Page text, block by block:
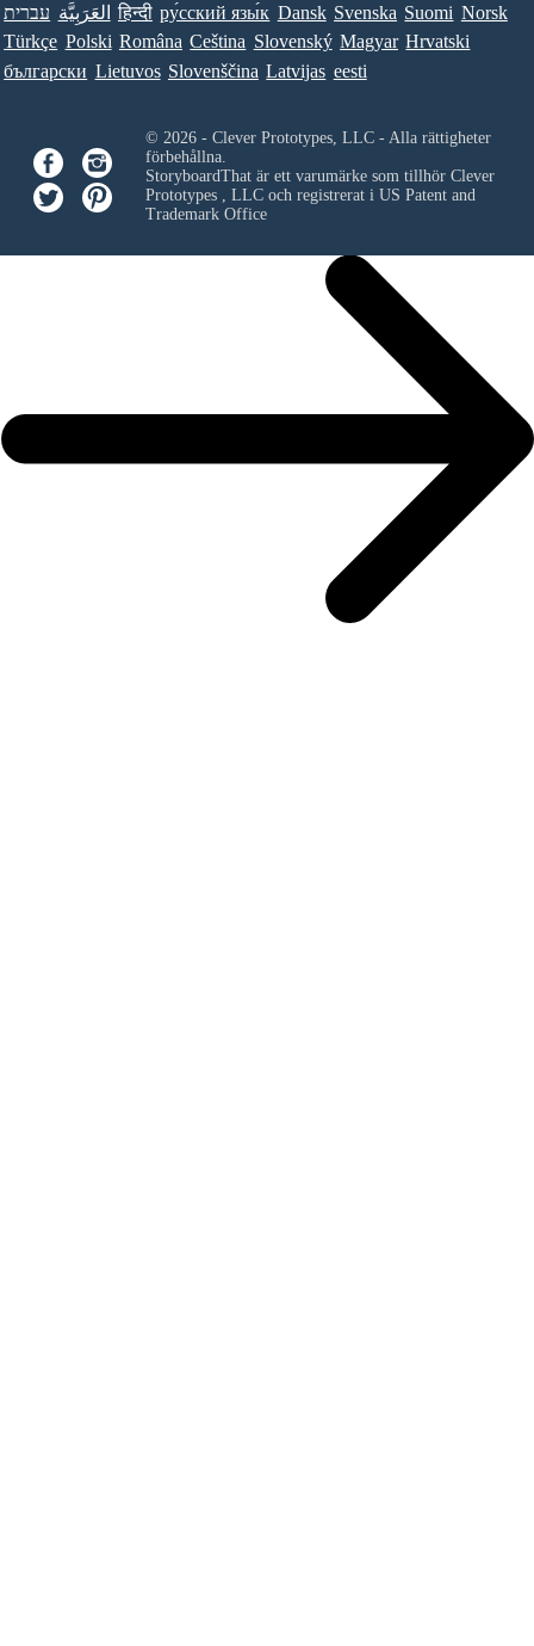
עברית العَرَبِيَّة हिन्दी ру́сский язы́к Dansk Svenska Suomi Norsk
Türkçe Polski Româna Ceština Slovenský Magyar Hrvatski
български Lietuvos Slovenščina Latvijas eesti
© 2026 - Clever Prototypes, LLC - Alla rättigheter
förbehållna.
StoryboardThat är ett varumärke som tillhör Clever
Prototypes , LLCoch registrerat i US Patent and
Trademark Office